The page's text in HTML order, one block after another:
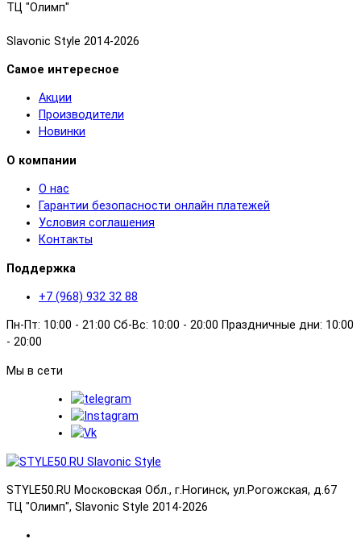
ТЦ "Олимп"
Slavonic Style 2014-2026
Самое интересное
Акции
Производители
Новинки
О компании
О нас
Гарантии безопасности онлайн платежей
Условия соглашения
Контакты
Поддержка
+7 (968) 932 32 88
Пн-Пт: 10:00 - 21:00 Сб-Вс: 10:00 - 20:00 Праздничные дни: 10:00
- 20:00
Мы в сети
STYLE50.RU Московская Обл., г.Ногинск, ул.Рогожская, д.67
ТЦ "Олимп", Slavonic Style 2014-2026